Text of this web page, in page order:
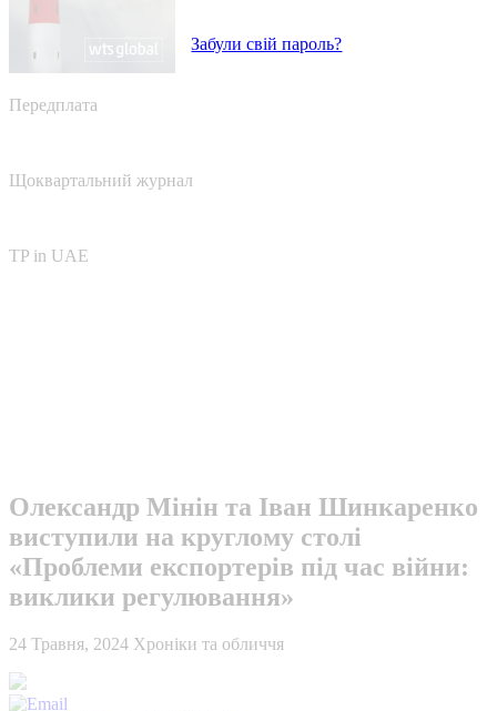
Забули свій пароль?
Передплата
Щоквартальний журнал
TP in UAE
Олександр Мінін та Іван Шинкаренко
виступили на круглому столі
«Проблеми експортерів під час війни:
виклики регулювання»
24 Травня, 2024 Хроніки та обличчя